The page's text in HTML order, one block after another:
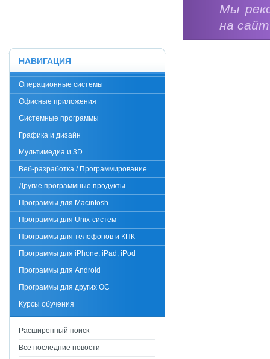
Мы
на
НАВИГАЦИЯ
Операционные системы
Офисные приложения
Системные программы
Графика и дизайн
Мультимедиа и 3D
Веб-разработка / Программирование
Другие программные продукты
Программы для Macintosh
Программы для Unix-систем
Программы для телефонов и КПК
Программы для iPhone, iPad, iPod
Программы для Android
Программы для других ОС
Курсы обучения
Расширенный поиск
Все последние новости